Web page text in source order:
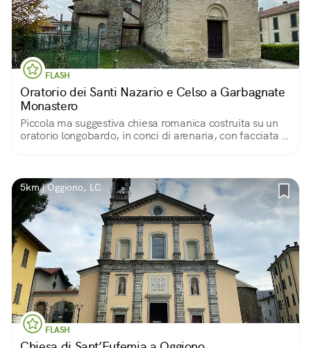
FLASH
Oratorio dei Santi Nazario e Celso a Garbagnate
Monastero
Piccola ma suggestiva chiesa romanica costruita su un
oratorio longobardo, in conci di arenaria, con facciata a
5km | Oggiono, LC
FLASH